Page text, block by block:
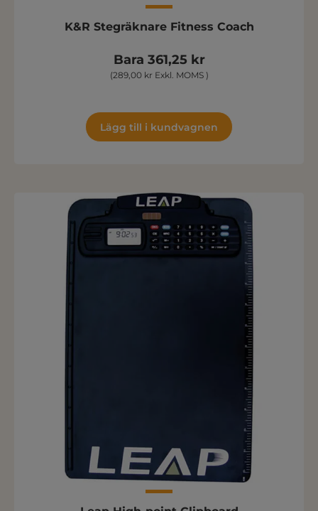
K&R Stegräknare Fitness Coach
Bara 361,25 kr
(289,00 kr Exkl. MOMS )
Lägg till i kundvagnen